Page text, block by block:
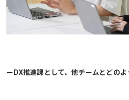
ーDX推進課として、他チームとどの